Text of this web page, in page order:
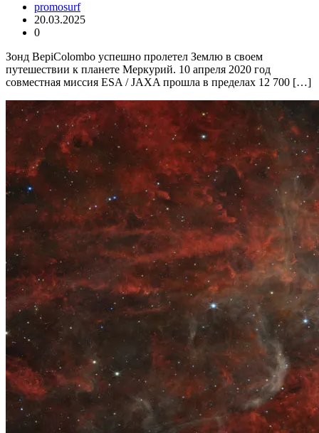
promosurf
20.03.2025
0
Зонд BepiColombo успешно пролетел Землю в своем
путешествии к планете Меркурий. 10 апреля 2020 год
совместная миссия ESA / JAXA прошла в пределах 12 700 […]